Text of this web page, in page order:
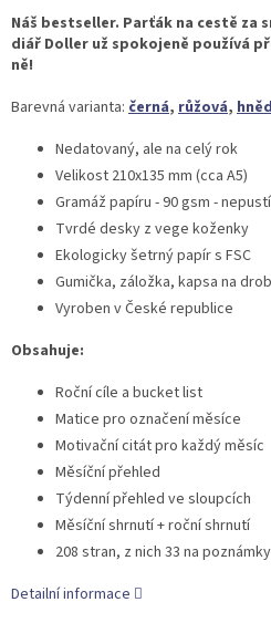
Náš bestseller. Parťák na cestě za
diář Doller už spokojeně používá
ně!
Barevná varianta: černá, růžová,
Nedatovaný, ale na celý rok
Velikost 210x135 mm (cca A5)
Gramáž papíru - 90 gsm -
Tvrdé desky z vege koženky
Ekologicky šetrný papír s FSC
Gumička, záložka, kapsa na
Vyroben v České republice
Obsahuje:
Roční cíle a bucket list
Matice pro označení měsíce
Motivační citát pro každý měsíc
Měsíční přehled
Týdenní přehled ve sloupcích
Měsíční shrnutí + roční shrnutí
208 stran, z nich 33 na poznámky
Detailní informace